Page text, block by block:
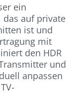
ein
das auf private
ist und
mit
den HDR
und
anpassen